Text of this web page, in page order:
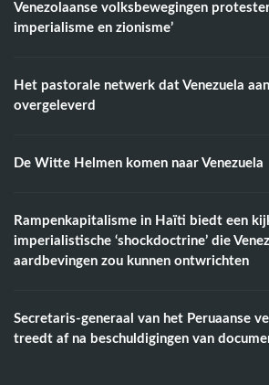
Venezolaanse volksbewegingen
imperialisme en zionisme’
Het pastorale netwerk dat Venezuela
overgeleverd
De Witte Helmen komen naar Venezuela
Rampenkapitalisme in Haïti biedt een
imperialistische ‘shockdoctrine’ die
aardbevingen zou kunnen ontwrichten
Secretaris-generaal van het Peruaanse
treedt af na beschuldigingen van